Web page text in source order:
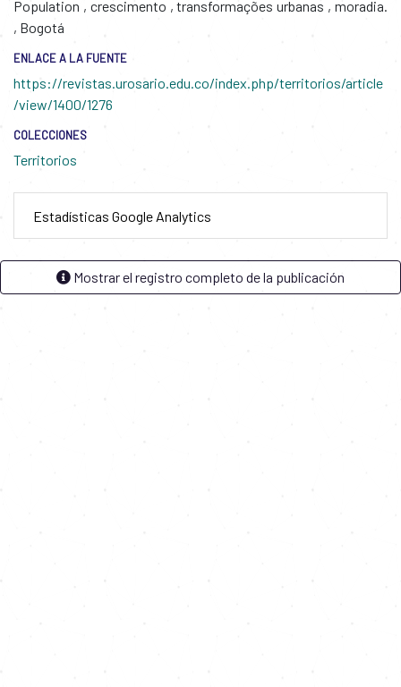
Population , crescimento , transformações urbanas , moradia.
, Bogotá
ENLACE A LA FUENTE
https://revistas.urosario.edu.co/index.php/territorios/article
/view/1400/1276
COLECCIONES
Territorios
Estadísticas Google Analytics
Mostrar el registro completo de la publicación